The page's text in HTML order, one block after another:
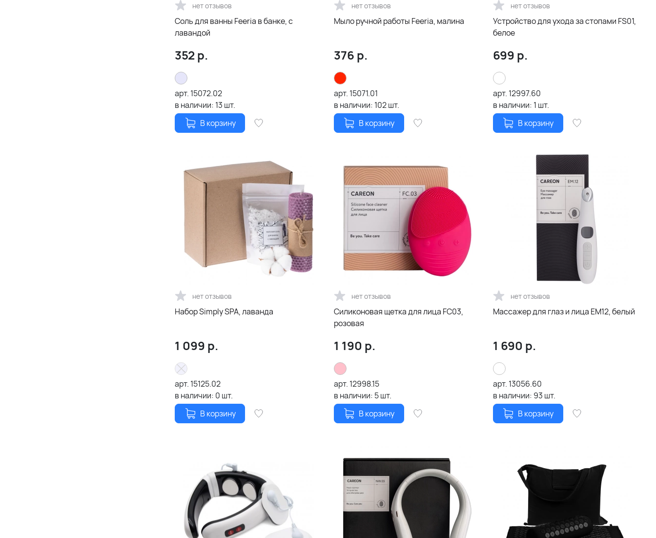
нет отзывов
Соль для ванны Feeria в банке, с
лавандой
352 р.
арт. 15072.02
в наличии: 13 шт.
В корзину
нет отзывов
Мыло ручной работы Feeria, малина
376 р.
арт. 15071.01
в наличии: 102шт.
В корзину
нет отзывов
Устройство для ухода за стопами FS01,
белое
699 р.
арт. 12997.60
в наличии: 1 шт.
В корзину
нет отзывов
Набор Simply SPA, лаванда
1 099 р.
арт. 15125.02
в наличии: 0 шт.
В корзину
нет отзывов
Силиконовая щетка для лица FC03,
розовая
1 190 р.
арт. 12998.15
в наличии: 5шт.
В корзину
нет отзывов
Массажер для глаз и лица EM12, белый
1 690 р.
арт. 13056.60
в наличии: 93 шт.
В корзину